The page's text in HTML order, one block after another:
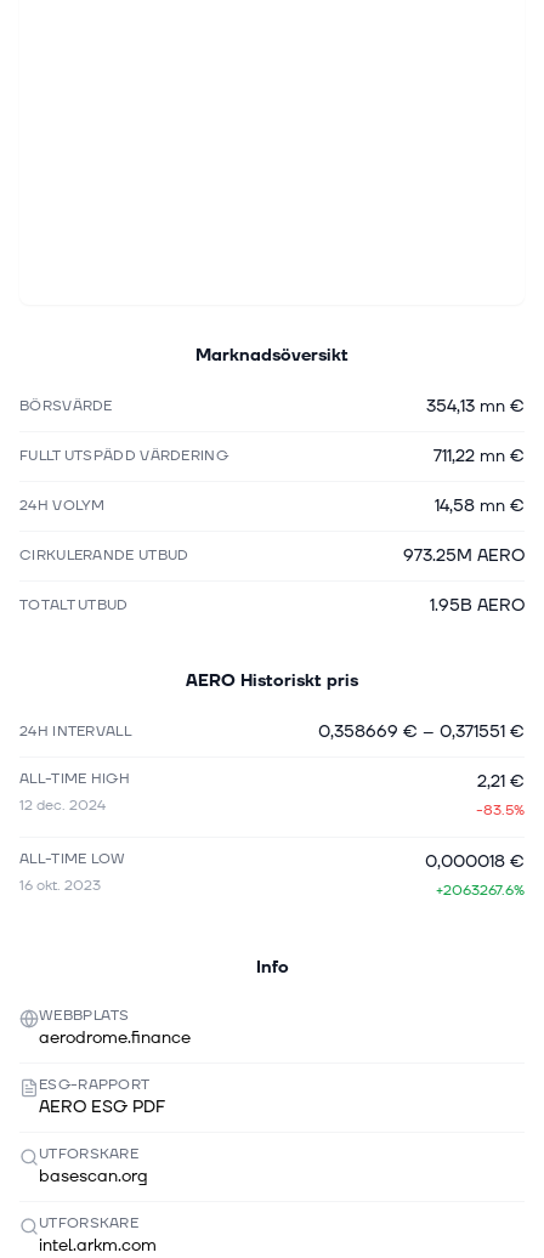
Marknadsöversikt
BÖRSVÄRDE 354,13 mn €
FULLT UTSPÄDD VÄRDERING 711,22 mn €
24H VOLYM 14,58 mn €
CIRKULERANDE UTBUD 973.25M AERO
TOTALT UTBUD 1.95B AERO
AERO Historiskt pris
24H INTERVALL 0,358669 € – 0,371551 €
ALL-TIME HIGH
12 dec. 2024
2,21 €
-83.5%
ALL-TIME LOW
16 okt. 2023
0,000018 €
+2063267.6%
Info
WEBBPLATS
aerodrome.finance
ESG-RAPPORT
AERO ESG PDF
UTFORSKARE
basescan.org
UTFORSKARE
intel.arkm.com